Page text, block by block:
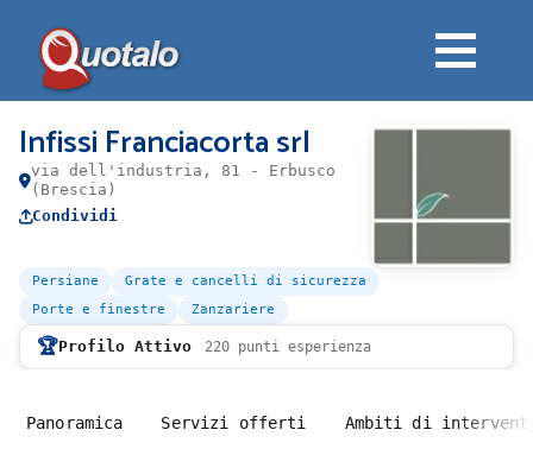
Infissi Franciacorta srl
via dell'industria, 81 - Erbusco
(Brescia)
Condividi
Persiane
Grate e cancelli di sicurezza
Porte e finestre
Zanzariere
🏆Profilo Attivo 220 punti esperienza
Panoramica Servizi offerti Ambiti di